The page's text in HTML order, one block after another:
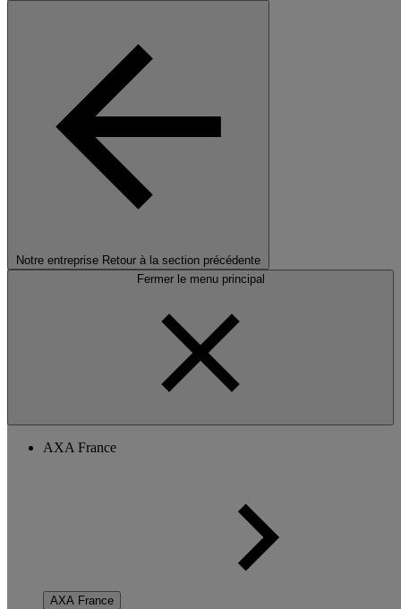
Notre entreprise Retour à la section précédente
Fermer le menu principal
AXA France
AXA France